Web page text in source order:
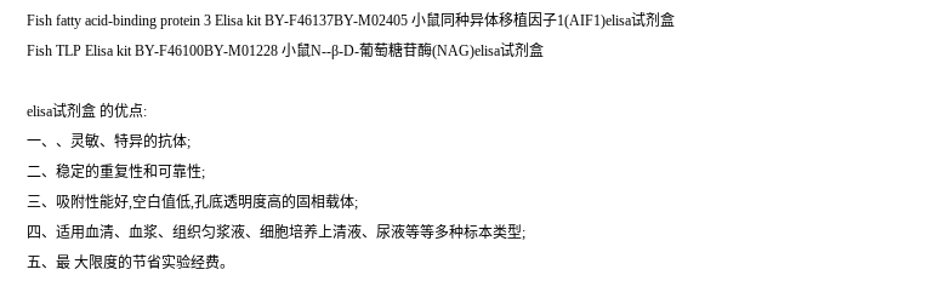
Fish fatty acid-binding protein 3 Elisa kit BY-F46137BY-M02405 小鼠同种异体移植因子1(AIF1)elisa试剂盒
Fish TLP Elisa kit BY-F46100BY-M01228 小鼠N--β-D-葡萄糖苷酶(NAG)elisa试剂盒
elisa试剂盒 的优点:
一、、灵敏、特异的抗体;
二、稳定的重复性和可靠性;
三、吸附性能好,空白值低,孔底透明度高的固相载体;
四、适用血清、血浆、组织匀浆液、细胞培养上清液、尿液等等多种标本类型;
五、最 大限度的节省实验经费。